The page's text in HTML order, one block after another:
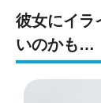
彼女にイラ
いのかも…